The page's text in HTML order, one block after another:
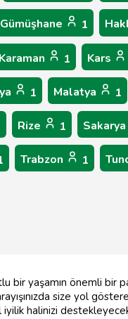
Gümüşhane 1
Karaman 1 Kars
1 Malatya 1
Rize 1 Sakarya
Trabzon 1
bir yaşamın önemli bir
size yol
halinizi